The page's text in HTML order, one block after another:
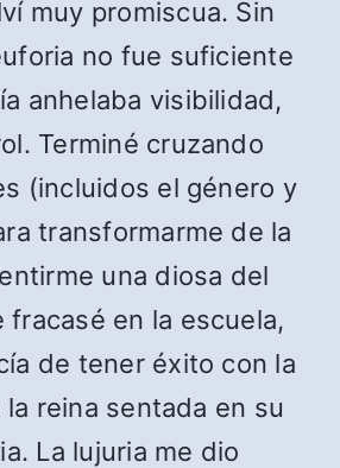
muy promiscua. Sin
no fue suficiente
anhelaba visibilidad,
Terminé cruzando
(incluidos el género y
transformarme de la
una diosa del
fracasé en la escuela,
de tener éxito con la
la reina sentada en su
La lujuria me dio